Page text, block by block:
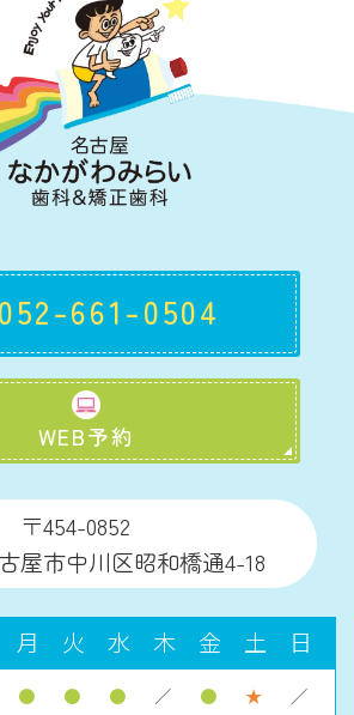
052-661-0504
WEB予約
〒454-0852
屋市中川区昭和橋通4-18
月 火 水 木 金 土 日
● ● ● ／ ● ★ ／